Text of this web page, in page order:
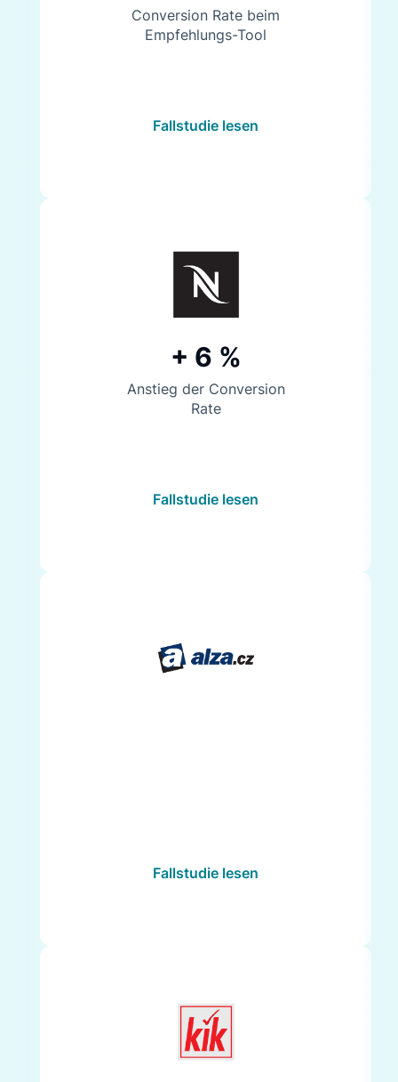
Conversion Rate beim
Empfehlungs-Tool
Fallstudie lesen
+ 6 %
Anstieg der Conversion
Rate
Fallstudie lesen
Fallstudie lesen